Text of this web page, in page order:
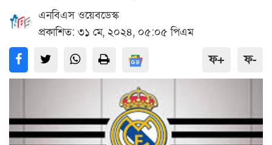
এনবিএস ওয়েবডেস্ক
প্রকাশিত: ৩১ মে, ২০২৪, ০৫:০৫ পিএম
ফ+ ফ-